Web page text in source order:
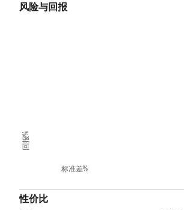
风险与回报
标准差%
回报%
性价比